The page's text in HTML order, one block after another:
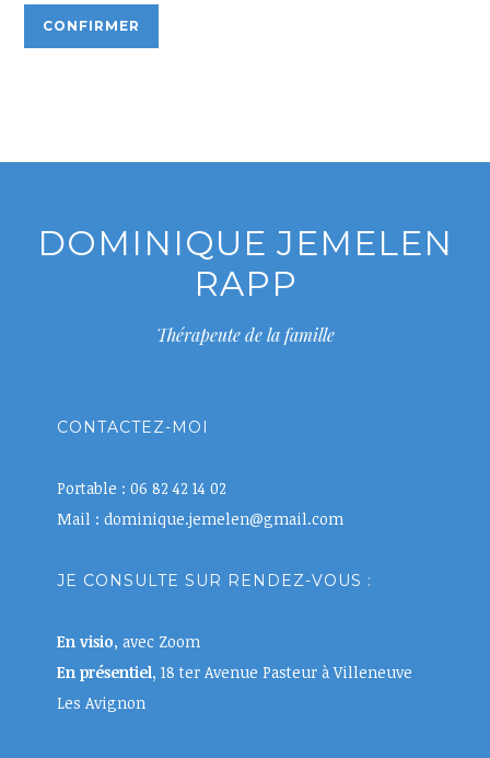
DOMINIQUE JEMELEN
RAPP
Thérapeute de la famille
CONTACTEZ-MOI
Portable : 06 82 42 14 02
Mail : dominique.jemelen@gmail.com
JE CONSULTE SUR RENDEZ-VOUS :
En visio, avec Zoom
En présentiel, 18 ter Avenue Pasteur à Villeneuve
Les Avignon